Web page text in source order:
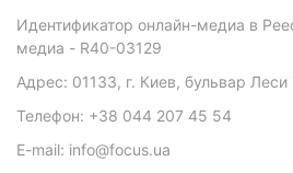
Идентификатор онлайн-медиа в
медиа - R40-03129
Адрес: 01133, г. Киев, бульвар Леси
Телефон: +38 044 207 45 54
E-mail: info@focus.ua